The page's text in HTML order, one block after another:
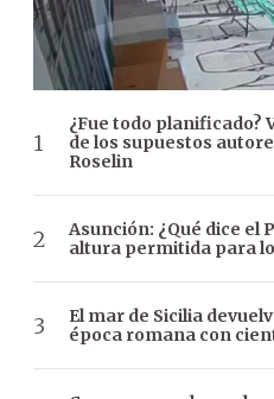
¿Fue todo planificado?
de los supuestos
Roselin
Asunción: ¿Qué dice el
altura permitida para
El mar de Sicilia
época romana con